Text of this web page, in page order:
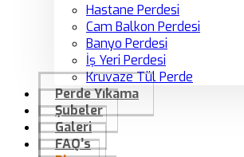
Hastane Perdesi
Cam Balkon Perdesi
Banyo Perdesi
İş Yeri Perdesi
Kruvaze Tül Perde
Perde Yıkama
Şubeler
Galeri
FAQ’s